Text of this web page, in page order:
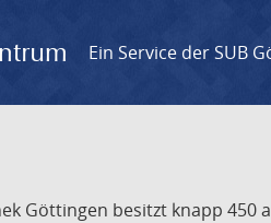
Ein Service der SUB
Göttingen besitzt knapp